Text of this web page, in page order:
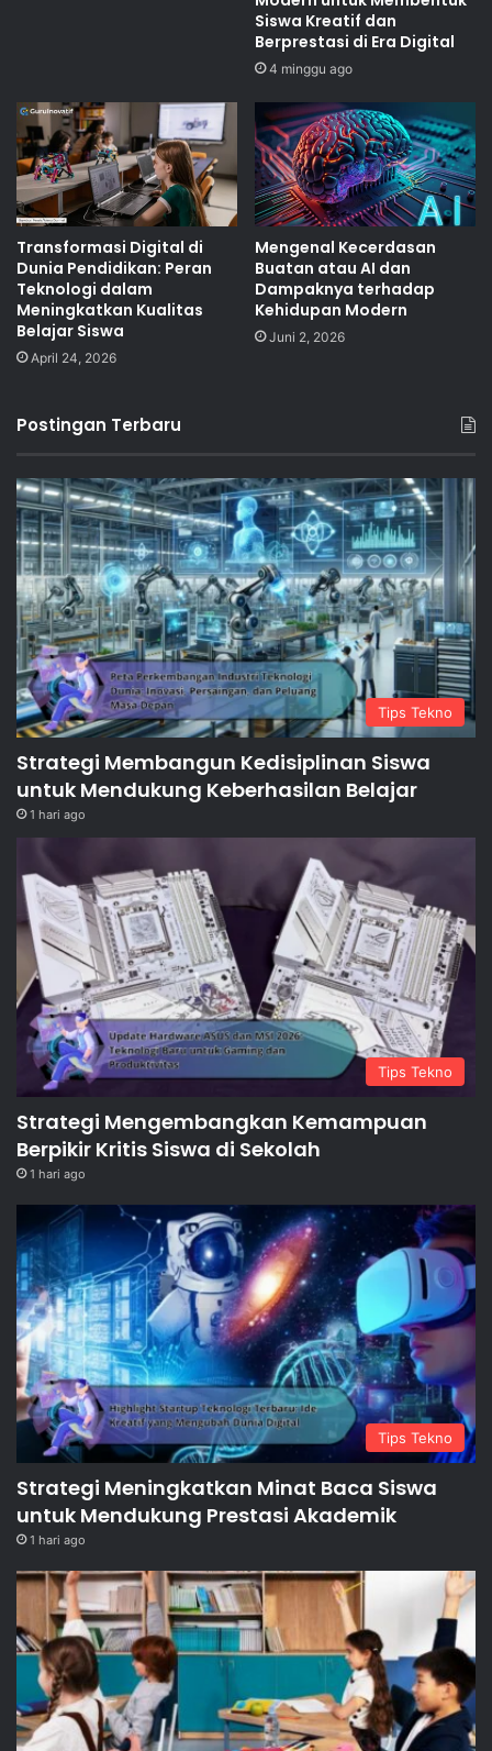
Siswa Kreatif dan
Berprestasi di Era Digital
4 minggu ago
Transformasi Digital di
Dunia Pendidikan: Peran
Teknologi dalam
Meningkatkan Kualitas
Belajar Siswa
April 24, 2026
Mengenal Kecerdasan
Buatan atau AI dan
Dampaknya terhadap
Kehidupan Modern
Juni 2, 2026
Postingan Terbaru
Tips Tekno
Strategi Membangun Kedisiplinan Siswa
untuk Mendukung Keberhasilan Belajar
1 hari ago
Tips Tekno
Strategi Mengembangkan Kemampuan
Berpikir Kritis Siswa di Sekolah
1 hari ago
Tips Tekno
Strategi Meningkatkan Minat Baca Siswa
untuk Mendukung Prestasi Akademik
1 hari ago